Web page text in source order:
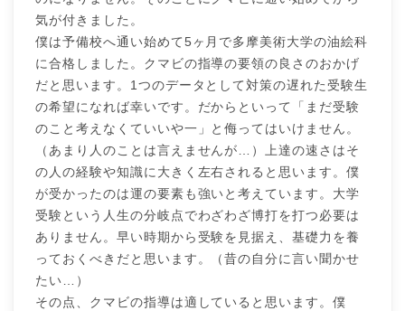
気が付きました。
僕は予備校へ通い始めて5ヶ月で多摩美術大学の油絵科
に合格しました。クマビの指導の要領の良さのおかげ
だと思います。1つのデータとして対策の遅れた受験生
の希望になれば幸いです。だからといって「まだ受験
のこと考えなくていいや一」と侮ってはいけません。
（あまり人のことは言えませんが…）上達の速さはそ
の人の経験や知識に大きく左右されると思います。僕
が受かったのは運の要素も強いと考えています。大学
受験という人生の分岐点でわざわざ博打を打つ必要は
ありません。早い時期から受験を見据え、基礎力を養
っておくべきだと思います。（昔の自分に言い聞かせ
たい…）
その点、クマビの指導は適していると思います。僕